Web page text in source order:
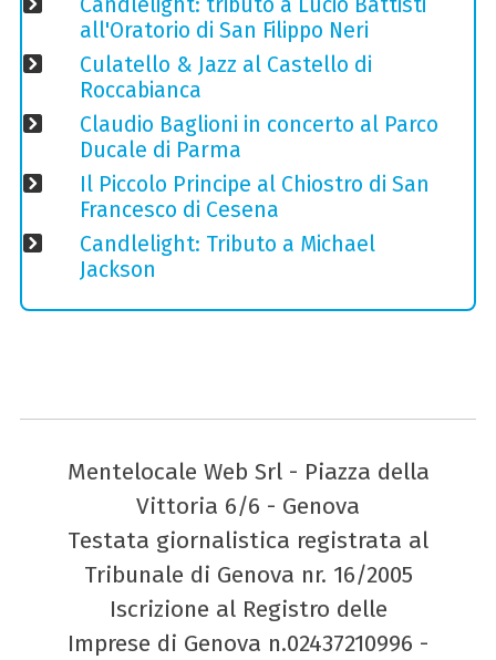
all'Oratorio di San Filippo Neri
Culatello & Jazz al Castello di
Roccabianca
Claudio Baglioni in concerto al Parco
Ducale di Parma
Il Piccolo Principe al Chiostro di San
Francesco di Cesena
Candlelight: Tributo a Michael
Jackson
Mentelocale Web Srl - Piazza della
Vittoria 6/6 - Genova
Testata giornalistica registrata al
Tribunale di Genova nr. 16/2005
Iscrizione al Registro delle
Imprese di Genova n.02437210996 -